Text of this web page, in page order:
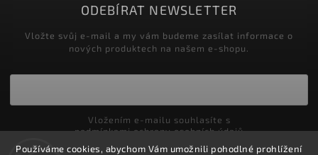
Používáme cookies, abychom Vám umožnili pohodlné prohlížení
ODEBÍRAT NEWSLETTER
Vložte svůj e-mail a my vám budeme zasílat informace o
nových produktech na našem e-shopu.
podmínkami ochrany osobních údajů